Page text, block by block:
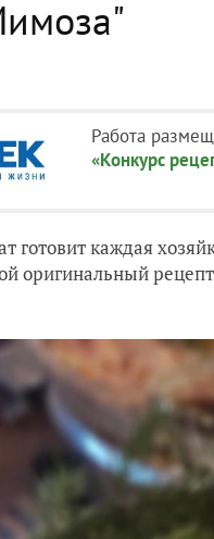
Работа
«Конкурс
готовит каждая
оригинальный